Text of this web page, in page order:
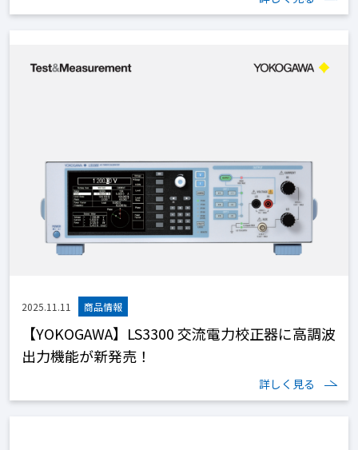
2025.11.11
【YOKOGAWA】LS3300 交流電力校正器に高調波
出力機能が新発売！
詳しく見る